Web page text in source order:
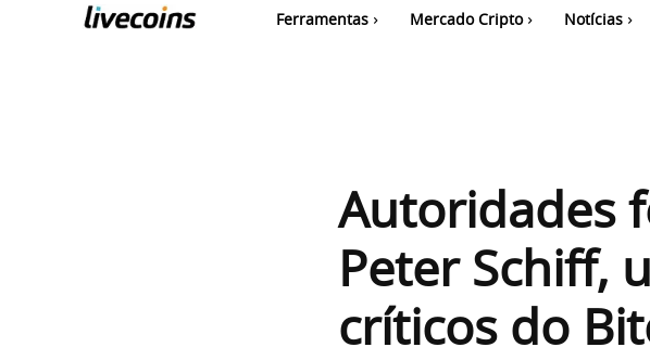
Ferramentas Mercado Cripto Notícias
Autoridades
Peter Schiff,
críticos do